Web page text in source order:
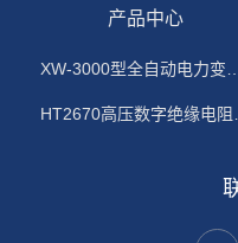
产品中心